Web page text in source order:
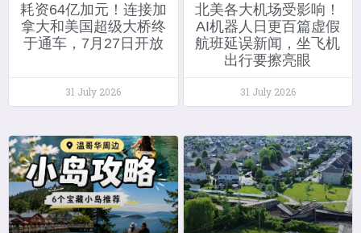
耗资64亿加元！连接加
拿大和美国超级大桥终
于通车，7月27日开放
31 July 2026
北美各大机场受影响！
AI机器人日更百篇虚假
航班延误新闻，坐飞机
出行要擦亮眼
31 July 2026